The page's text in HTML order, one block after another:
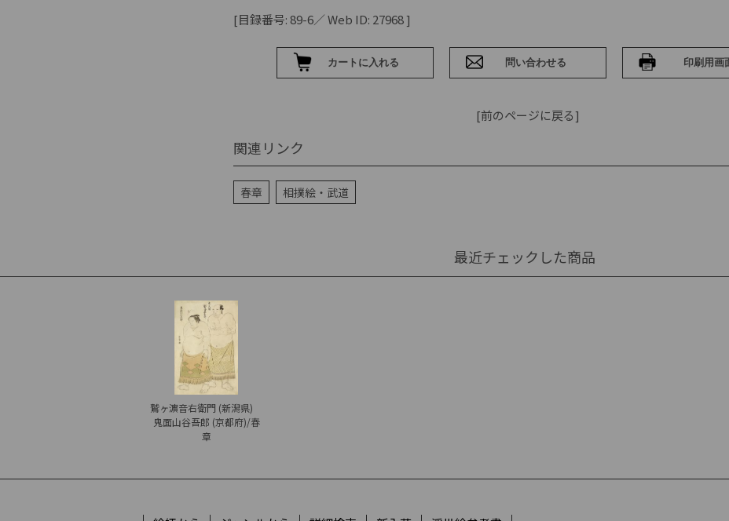
[目録番号: 89-6／ Web ID: 27968 ]
[前のページに戻る]
関連リンク
春章 相撲絵・武道
最近チェックした商品
鷲ヶ濵音右衛門 (新潟県)
鬼面山谷吾郎 (京都府)/春
章